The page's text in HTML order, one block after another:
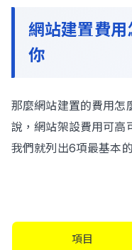
網站建置費
你
那麼網站建置的費用怎
說，網站架設費用可高
我們就列出6項最基本
項目